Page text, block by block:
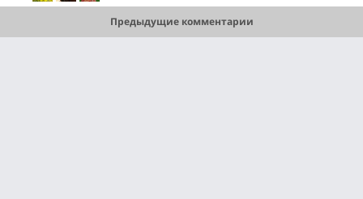
Предыдущие комментарии